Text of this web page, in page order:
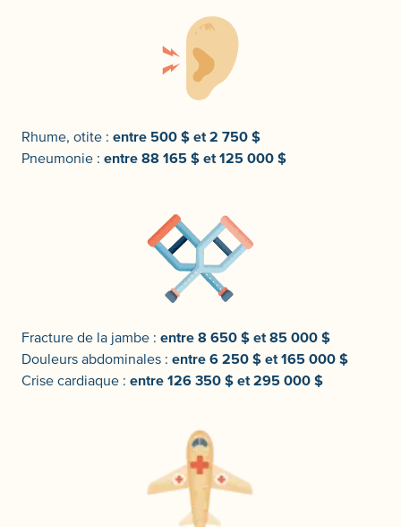
Rhume, otite : entre 500 $ et 2 750 $
Pneumonie : entre 88 165 $ et 125 000 $
Fracture de la jambe : entre 8 650 $ et 85 000 $
Douleurs abdominales : entre 6 250 $ et 165 000 $
Crise cardiaque : entre 126 350 $ et 295 000 $